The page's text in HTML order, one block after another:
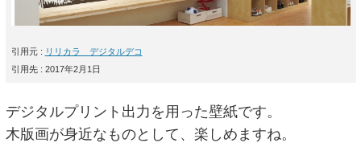
引用元 : リリカラ デジタルデコ
引用先 : 2017年2月1日
デジタルプリント出力を用った壁紙です。
木版画が身近なものとして、楽しめますね。